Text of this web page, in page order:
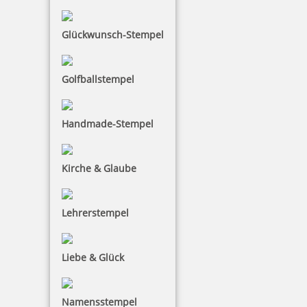
Glückwunsch-Stempel
Golfballstempel
Handmade-Stempel
Kirche & Glaube
Lehrerstempel
Liebe & Glück
Namensstempel
139,25 €
Jetzt gestalten